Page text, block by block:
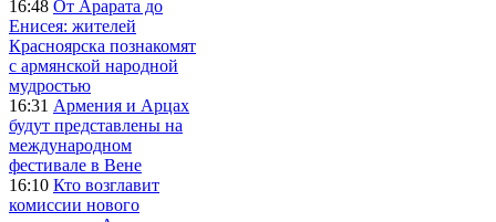
16:48 От Арарата до
Енисея: жителей
Красноярска познакомят
с армянской народной
мудростью
16:31 Армения и Арцах
будут представлены на
международном
фестивале в Вене
16:10 Кто возглавит
комиссии нового